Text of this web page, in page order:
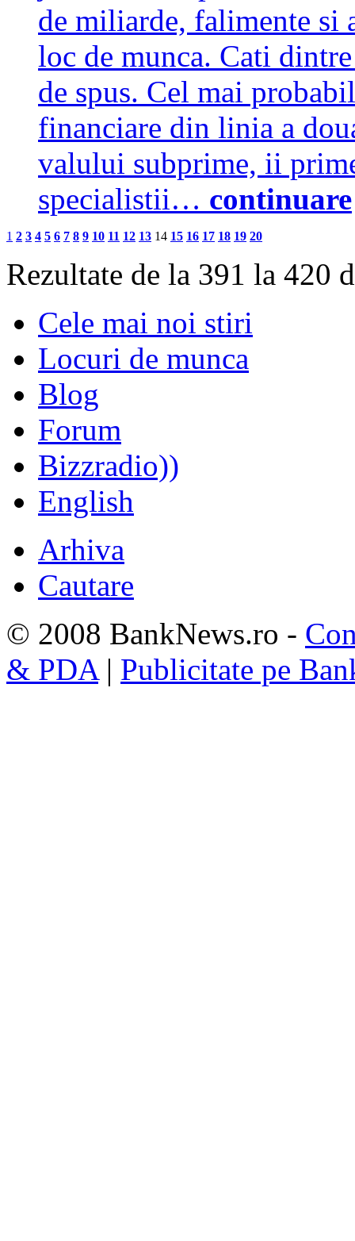
de miliarde, falimente si
loc de munca. Cati
de spus. Cel mai
financiare din linia a
valului subprime, ii
specialistii… continuare
1 2 3 4 5 6 7 8 9 10 11 12 13 14 15 16 17 18 19 20
Rezultate de la 391 la 420
Cele mai noi stiri
Locuri de munca
Blog
Forum
Bizzradio))
English
Arhiva
Cautare
© 2008 BankNews.ro -
& PDA| Publicitate pe